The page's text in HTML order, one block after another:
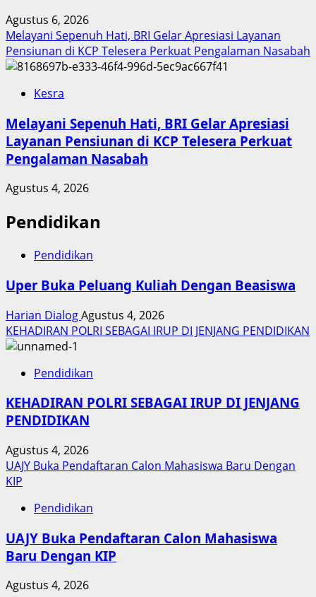
Agustus 6, 2026
Melayani Sepenuh Hati, BRI Gelar Apresiasi Layanan
Pensiunan di KCP Telesera Perkuat Pengalaman Nasabah
Kesra
Melayani Sepenuh Hati, BRI Gelar Apresiasi
Layanan Pensiunan di KCP Telesera Perkuat
Pengalaman Nasabah
Agustus 4, 2026
Pendidikan
Pendidikan
Uper Buka Peluang Kuliah Dengan Beasiswa
Harian DialogAgustus 4, 2026
KEHADIRAN POLRI SEBAGAI IRUP DI JENJANG PENDIDIKAN
Pendidikan
KEHADIRAN POLRI SEBAGAI IRUP DI JENJANG
PENDIDIKAN
Agustus 4, 2026
UAJY Buka Pendaftaran Calon Mahasiswa Baru Dengan
KIP
Pendidikan
UAJY Buka Pendaftaran Calon Mahasiswa
Baru Dengan KIP
Agustus 4, 2026